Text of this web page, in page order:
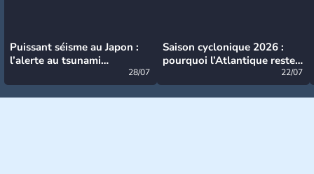
Puissant séisme au Japon :
l’alerte au tsunami
28/07
Saison cyclonique 2026 :
pourquoi l’Atlantique reste
22/07